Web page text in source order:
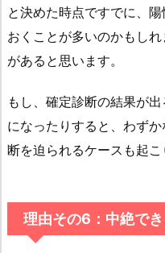
と決めた時点ですでに、
おくことが多いのかもし
があると思います。
もし、確定診断の結果が
になったりすると、わず
断を迫られるケースも起こ
理由その6：中絶で